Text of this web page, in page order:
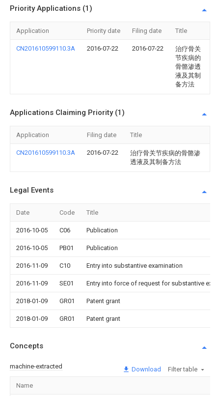
Priority Applications (1)
Application Priority date Filing date Title
CN201610599110.3A 2016-07-22 2016-07-22
治疗骨关
节疾病的
骨骼渗透
液及其制
备方法
Applications Claiming Priority (1)
Application Filing date Title
CN201610599110.3A 2016-07-22
治疗骨关节疾病的骨骼渗
透液及其制备方法
Legal Events
Date Code Title
2016-10-05 C06 Publication
2016-10-05 PB01 Publication
2016-11-09 C10 Entry into substantive examination
2016-11-09 SE01 Entry into force of request for substantive
2018-01-09 GR01 Patent grant
2018-01-09 GR01 Patent grant
Concepts
machine-extracted Download Filter table
Name